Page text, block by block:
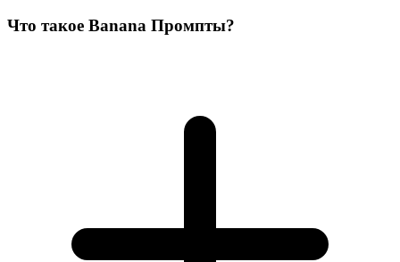
Что такое Banana Промпты?